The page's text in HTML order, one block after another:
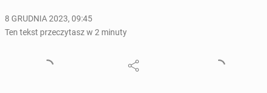
8 GRUDNIA 2023, 09:45
Ten tekst przeczytasz w 2 minuty